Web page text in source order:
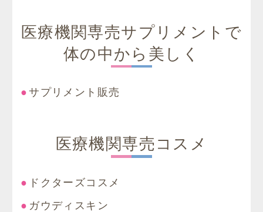
医療機関専売サプリメントで
体の中から美しく
サプリメント販売
医療機関専売コスメ
ドクターズコスメ
ガウディスキン